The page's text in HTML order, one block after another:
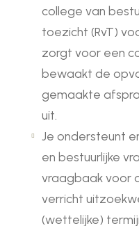
college van
toezicht (RvT)
zorgt voor een
bewaakt de
gemaakte
uit.
Je ondersteunt
en bestuurlijke
vraagbaak voor
verricht
(wettelijke)